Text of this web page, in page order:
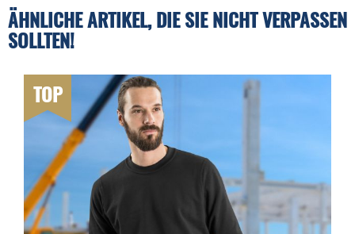
ÄHNLICHE ARTIKEL, DIE SIE NICHT VERPASSEN
SOLLTEN!
TOP